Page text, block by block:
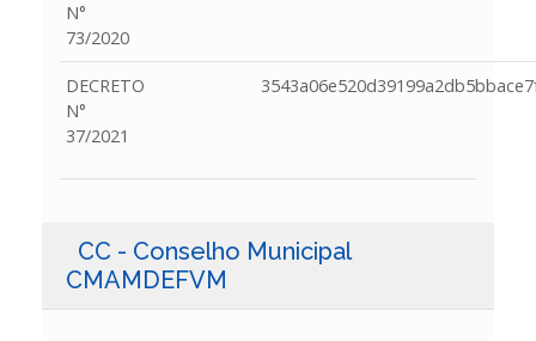
N°
73/2020
DECRETO
N°
37/2021
CC - Conselho Municipal
CMAMDEFVM